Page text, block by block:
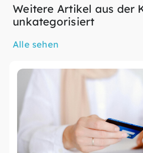
Weitere Artikel aus der
unkategorisiert
Alle sehen